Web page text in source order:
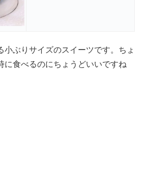
小ぶりサイズのスイーツです。ちょ
に食べるのにちょうどいいですね